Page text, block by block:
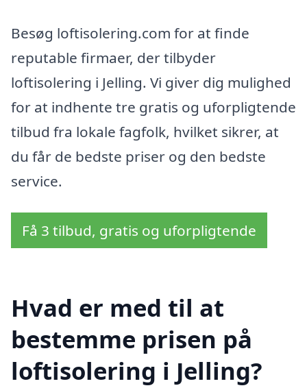
Besøg loftisolering.com for at finde
reputable firmaer, der tilbyder
loftisolering i Jelling. Vi giver dig mulighed
for at indhente tre gratis og uforpligtende
tilbud fra lokale fagfolk, hvilket sikrer, at
du får de bedste priser og den bedste
service.
Få 3 tilbud, gratis og uforpligtende
Hvad er med til at
bestemme prisen på
loftisolering i Jelling?